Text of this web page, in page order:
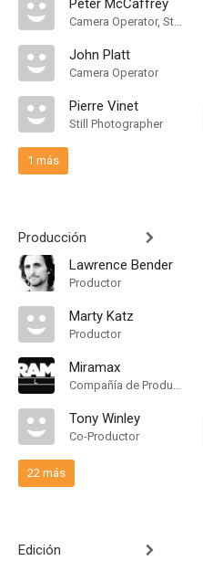
Peter McCaffrey
Camera Operator, Steadicam Operator
John Platt
Camera Operator
Pierre Vinet
Still Photographer
1 más
Producción
Lawrence Bender
Productor
Marty Katz
Productor
Miramax
Compañía de Produccion
Tony Winley
Co-Productor
22 más
Edición